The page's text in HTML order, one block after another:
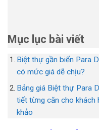
Mục lục bài viết
Biệt thự gần biển Para
có mức giá dễ chịu?
Bảng giá Biệt thự Para
tiết từng căn cho khách
khảo